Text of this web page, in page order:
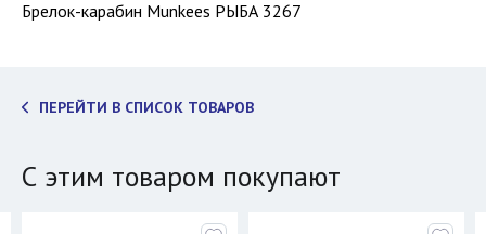
Брелок-карабин Munkees РЫБА 3267
ПЕРЕЙТИ В СПИСОК ТОВАРОВ
С этим товаром покупают